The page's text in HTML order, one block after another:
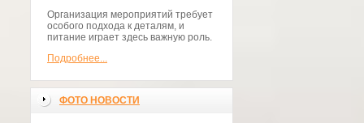
Организация мероприятий требует
особого подхода к деталям, и
питание играет здесь важную роль.
Подробнее...
ФОТО НОВОСТИ